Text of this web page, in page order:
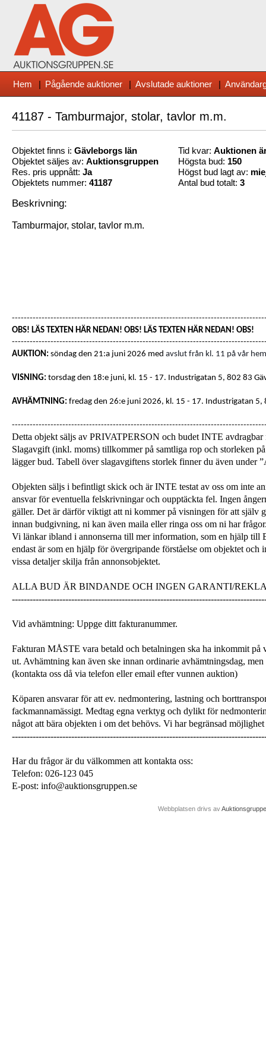
Hem | Pågående auktioner | Avslutade auktioner |
41187 - Tamburmajor, stolar, tavlor m.m.
Objektet finns i: Gävleborgs län
Objektet säljes av: Auktionsgruppen
Res. pris uppnått: Ja
Objektets nummer: 41187
Tid kvar: Auktionen
Högsta bud: 150
Högst bud lagt av:
Antal bud totalt: 3
Beskrivning:
Tamburmajor, stolar, tavlor m.m.
OBS! LÄS TEXTEN HÄR NEDAN! OBS! LÄS TEXTEN HÄR NEDAN! OBS!
AUKTION: söndag den 21:a juni 2026 med avslut från kl. 11 på vår
VISNING: torsdag den 18:e juni, kl. 15 - 17. Industrigatan 5, 802 83
AVHÄMTNING: fredag den 26:e juni 2026, kl. 15 - 17. Industrigatan 5,
Detta objekt säljs av PRIVATPERSON och budet INTE
Slagavgift (inkl. moms) tillkommer på samtliga rop och storleken
lägger bud. Tabell över slagavgiftens storlek finner du även under
Objekten säljs i befintligt skick och är INTE testat av oss om inte
ansvar för eventuella felskrivningar och oupptäckta fel. Ingen
gäller. Det är därför viktigt att ni kommer på visningen för att själv
innan budgivning, ni kan även maila eller ringa oss om ni har
Vi länkar ibland i annonserna till mer information, som en hjälp till
endast är som en hjälp för övergripande förståelse om objektet
vissa detaljer skilja från annonsobjektet.
ALLA BUD ÄR BINDANDE OCH INGEN GARANTI/
Vid avhämtning: Uppge ditt fakturanummer.
Fakturan MÅSTE vara betald och betalningen ska ha inkommit på
ut. Avhämtning kan även ske innan ordinarie avhämtningsdag,
(kontakta oss då via telefon eller email efter vunnen auktion)
Köparen ansvarar för att ev. nedmontering, lastning och
fackmannamässigt. Medtag egna verktyg och dylikt för
något att bära objekten i om det behövs. Vi har begränsad
Har du frågor är du välkommen att kontakta oss:
Telefon: 026-123 045
E-post: info@auktionsgruppen.se
Webbplatsen drivs av